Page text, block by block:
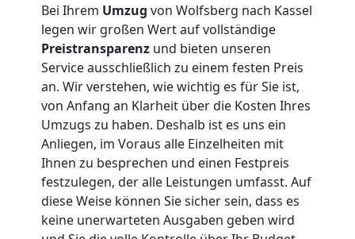
Bei Ihrem Umzug von Wolfsberg nach Kassel
legen wir großen Wert auf vollständige
Preistransparenz und bieten unseren
Service ausschließlich zu einem festen Preis
an. Wir verstehen, wie wichtig es für Sie ist,
von Anfang an Klarheit über die Kosten Ihres
Umzugs zu haben. Deshalb ist es uns ein
Anliegen, im Voraus alle Einzelheiten mit
Ihnen zu besprechen und einen Festpreis
festzulegen, der alle Leistungen umfasst. Auf
diese Weise können Sie sicher sein, dass es
keine unerwarteten Ausgaben geben wird
Tragehilfe
Wolfsberg
Kleiner
Umzug
Wolfsberg